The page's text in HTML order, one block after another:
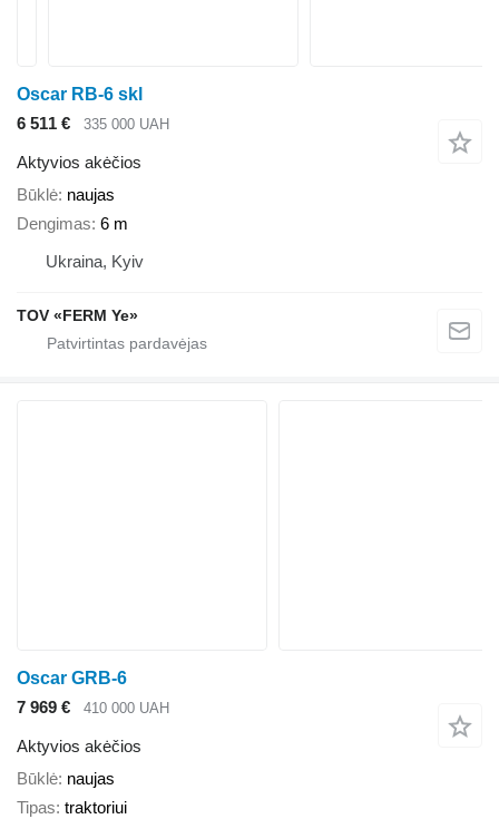
Oscar RB-6 skl
6 511 €
335 000 UAH
Aktyvios akėčios
Būklė naujas
Dengimas 6 m
Ukraina, Kyiv
TOV «FERM Ye»
Oscar GRB-6
7 969 €
410 000 UAH
Aktyvios akėčios
Būklė naujas
Tipas traktoriui